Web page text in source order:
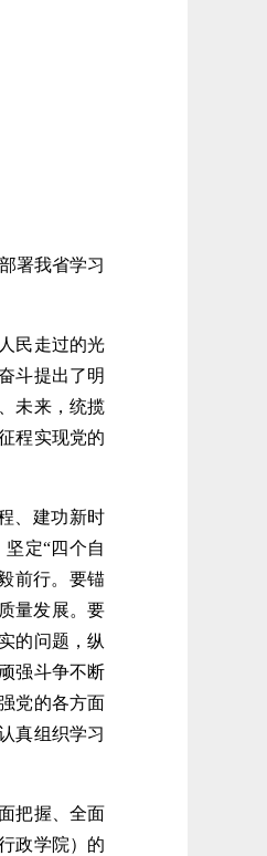
署我省学习
民走过的光
斗提出了明
未来，统揽
程实现党的
、建功新时
定“四个自
前行。要锚
量发展。要
的问题，纵
强斗争不断
党的各方面
真组织学习
把握、全面
政学院）的